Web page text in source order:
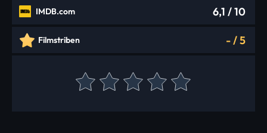
IMDB.com 6,1 / 10
Filmstriben -/5